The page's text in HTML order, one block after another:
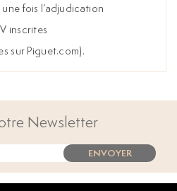
fois l’adjudication
inscrites
sur Piguet.com).
Newsletter
ENVOYER